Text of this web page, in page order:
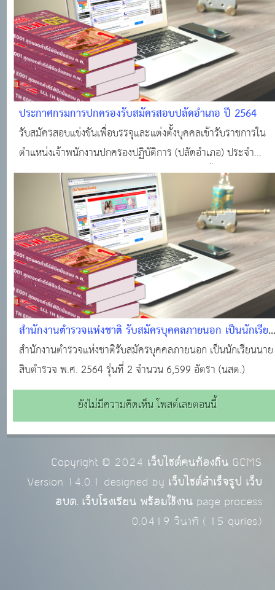
ประกาศกรมการปกครองรับสมัครสอบปลัดอำเภอ ปี 2564
รับสมัครสอบแข่งขันเพื่อบรรจุและแต่งตั้งบุคคลเข้ารับราชการใน
ตำแหน่งเจ้าพนักงานปกครองปฏิบัติการ (ปลัดอำเภอ) ประจำ
ปีงบประมาณ พ.ศ. 2564 จำนวน 4 ตำแหน่ง ดังนี้ นักวิชาการเงิน
และบัญชีปฏิบัติการ นักวิชาการคอมพิวเตอร์ปฏิบัติการ เจ้าหน้าที่
ปกครองปฏิบัติงาน เจ้าพนั
สำนักงานตำรวจแห่งชาติ รับสมัครบุคคลภายนอก เป็นนักเรียน
นายสิบตำรวจ พ.ศ. 2564 รุ่นที่ 2 จำนวน 6,599 อัตรา
(นสต.)
สำนักงานตำรวจแห่งชาติรับสมัครบุคคลภายนอก เป็นนักเรียนนาย
สิบตำรวจ พ.ศ. 2564 รุ่นที่ 2 จำนวน 6,599 อัตรา (นสต.)
ยังไม่มีความคิดเห็น โพสต์เลยตอนนี้
Copyright © 2024 เว็บไซต์คนท้องถิ่นGCMS
Version 14.0.1 designed by เว็บไซต์สำเร็จรูป เว็บ
อบต. เว็บโรงเรียน พร้อมใช้งานpage process
0.0419 วินาที ( 15 quries.)